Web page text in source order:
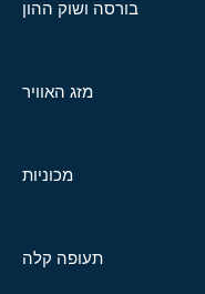
בורסה ושוק ההון
מזג האוויר
מכוניות
תעופה קלה